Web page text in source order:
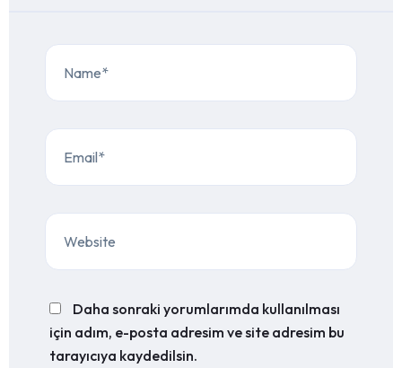
Daha sonraki yorumlarımda kullanılması
için adım, e-posta adresim ve site adresim bu
tarayıcıya kaydedilsin.